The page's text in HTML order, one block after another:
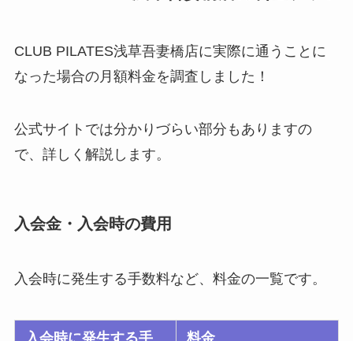
CLUB PILATES浅草吾妻橋店に実際に通うことに
なった場合の月額料金を調査しました！
公式サイトでは分かりづらい部分もありますの
で、詳しく解説します。
入会金・入会時の費用
入会時に発生する手数料など、料金の一覧です。
入会時に発生する手 料金